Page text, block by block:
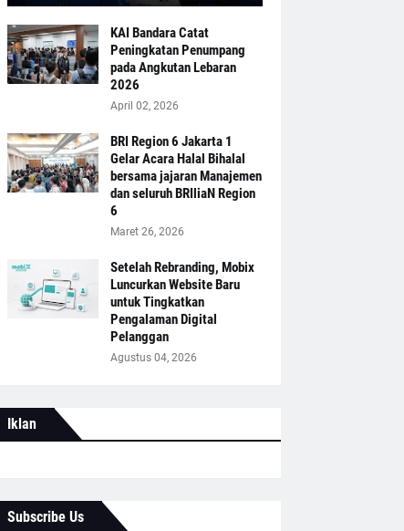
KAI Bandara Catat
Peningkatan Penumpang
pada Angkutan Lebaran
2026
April 02, 2026
BRI Region 6 Jakarta 1
Gelar Acara Halal Bihalal
bersama jajaran Manajemen
dan seluruh BRIliaN Region
6
Maret 26, 2026
Setelah Rebranding, Mobix
Luncurkan Website Baru
untuk Tingkatkan
Pengalaman Digital
Pelanggan
Agustus 04, 2026
Iklan
Subscribe Us